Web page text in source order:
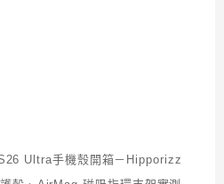
Ultra手機殼開箱－Hipporizz